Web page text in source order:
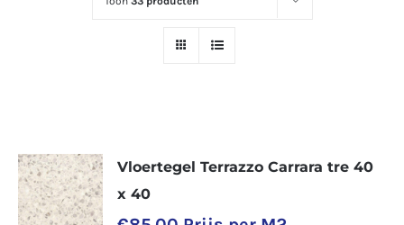
Vloertegel Terrazzo Carrara tre 40
x 40